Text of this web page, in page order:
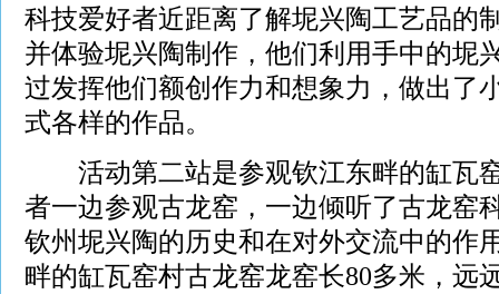
科技爱好者近距离了解坭兴陶工艺品的
并体验坭兴陶制作，他们利用手中的坭
过发挥他们额创作力和想象力，做出了
式各样的作品。
活动第二站是参观钦江东畔的缸瓦
者一边参观古龙窑，一边倾听了古龙窑
钦州坭兴陶的历史和在对外交流中的作
畔的缸瓦窑村古龙窑龙窑长80多米，远